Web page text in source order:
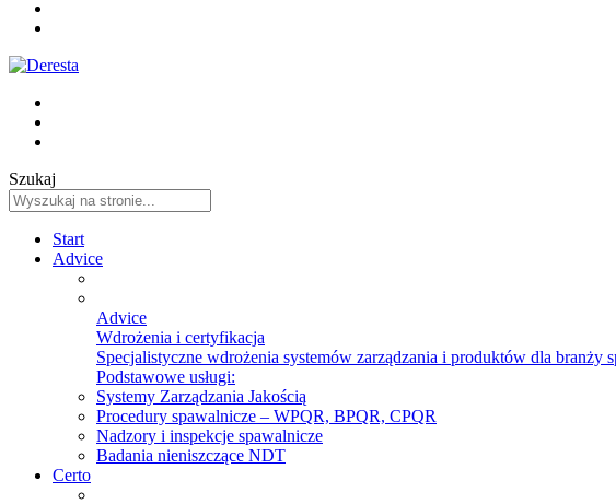
Szukaj
Start
Advice
Advice
Wdrożenia i certyfikacja
Specjalistyczne wdrożenia systemów zarządzania i produktów dla branży
Podstawowe usługi:
Systemy Zarządzania Jakością
Procedury spawalnicze – WPQR, BPQR, CPQR
Nadzory i inspekcje spawalnicze
Badania nieniszczące NDT
Certo